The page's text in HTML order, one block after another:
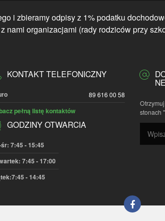
i zbieramy odpisy z 1% podatku
nami organizacjami (rady rodziców przy
KONTAKT TELEFONICZNY
89 616 00 58
pełną listę kontaktów
GODZINY OTWARCIA
7:45 - 15:45
7:45 - 17:00
- 14:45
stonach